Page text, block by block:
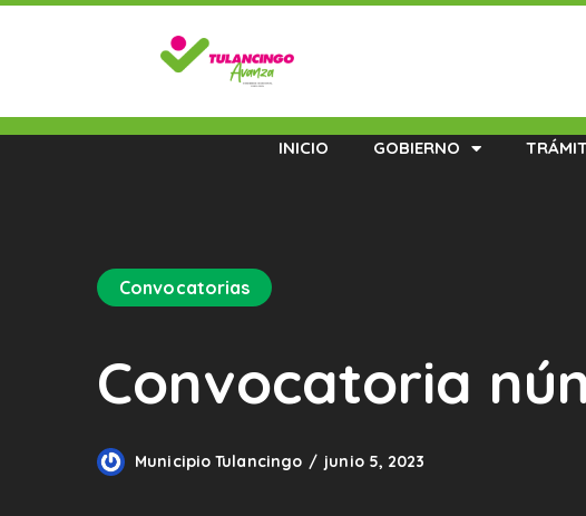
INICIO GOBIERNO
Convocatorias
Convocatoria
Municipio Tulancingo junio 5, 2023